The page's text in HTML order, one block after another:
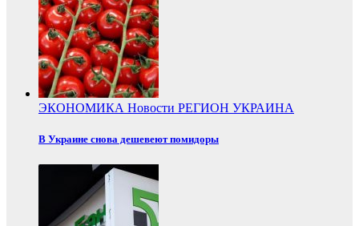
ЭКОНОМИКА Новости РЕГИОН УКРАИНА
В Украине снова дешевеют помидоры